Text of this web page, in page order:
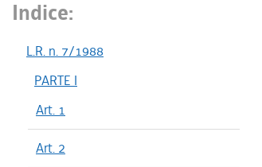
Indice:
L.R. n. 7/1988
PARTE I
Art. 1
Art. 2